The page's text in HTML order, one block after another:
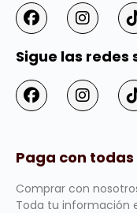
Sigue las redes
Paga con
Comprar con
Toda tu información